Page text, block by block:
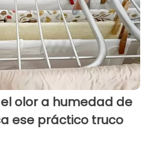
olor a humedad de
ese práctico truco